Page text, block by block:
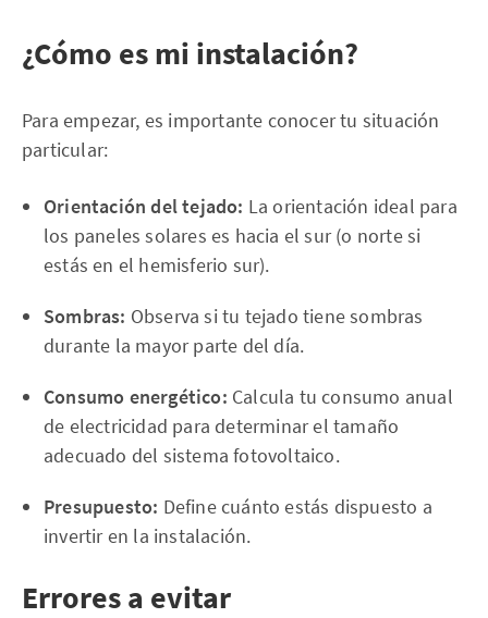
¿Cómo es mi instalación?
Para empezar, es importante conocer tu situación
particular:
Orientación del tejado: La orientación ideal para
los paneles solares es hacia el sur (o norte si
estás en el hemisferio sur).
Sombras: Observa si tu tejado tiene sombras
durante la mayor parte del día.
Consumo energético: Calcula tu consumo anual
de electricidad para determinar el tamaño
adecuado del sistema fotovoltaico.
Presupuesto: Define cuánto estás dispuesto a
invertir en la instalación.
Errores a evitar